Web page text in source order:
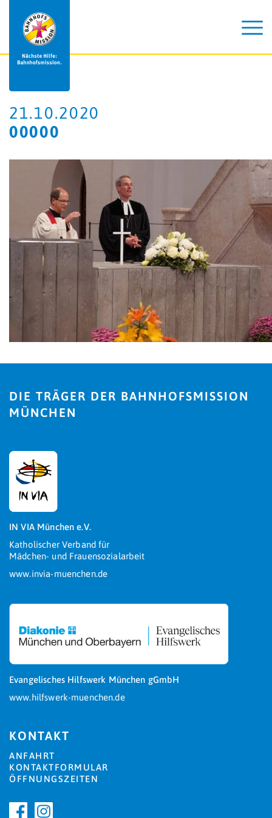
21.10.2020
00000
DIE TRÄGER DER BAHNHOFSMISSION
MÜNCHEN
IN VIA München e.V.
Katholischer Verband für
Mädchen- und Frauensozialarbeit
www.invia-muenchen.de
Evangelisches Hilfswerk München gGmbH
www.hilfswerk-muenchen.de
KONTAKT
ANFAHRT
KONTAKTFORMULAR
ÖFFNUNGSZEITEN